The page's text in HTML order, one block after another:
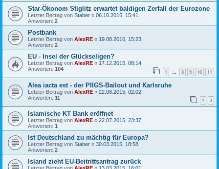
Star-Ökonom Stiglitz erwartet baldigen Zerfall der Eurozone
Letzter Beitrag von Staber « 06.10.2016, 15:41
Antworten: 2
Postbank
Letzter Beitrag von AlexRE « 19.08.2016, 15:23
Antworten: 2
EU - Insel der Glückseligen?
Letzter Beitrag von AlexRE « 17.12.2015, 08:14
Antworten: 104 1 … 8 9 10 11
Alea iacta est - der PIIGS-Bailout und Karlsruhe
Letzter Beitrag von AlexRE « 22.08.2015, 02:02
Antworten: 11 1 2
Islamische KT Bank eröffnet
Letzter Beitrag von AlexRE « 22.07.2015, 23:37
Antworten: 1
Ist Deutschland zu mächtig für Europa?
Letzter Beitrag von Staber « 30.03.2015, 18:58
Antworten: 2
Island zieht EU-Beitrittsantrag zurück